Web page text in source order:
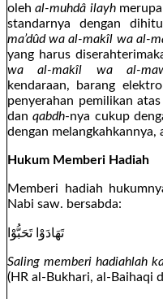
olehal-muhdâ ilayh
standarnya dengan
ma’dûd wa al-makîl wa al-
yang harus
wa al-makîl wa al-
kendaraan, barang
penyerahan pemilikan
danqabdh-nya cukup
dengan melangkahkannya,
Hukum Memberi Hadiah
Memberi hadiah
Nabi saw. bersabda:
تَهَادَوْا تَحَبُّوْا
Saling memberi hadiahlah
(HR al-Bukhari, al-Baihaqi